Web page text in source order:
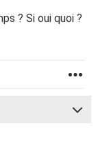
? Si oui quoi ?